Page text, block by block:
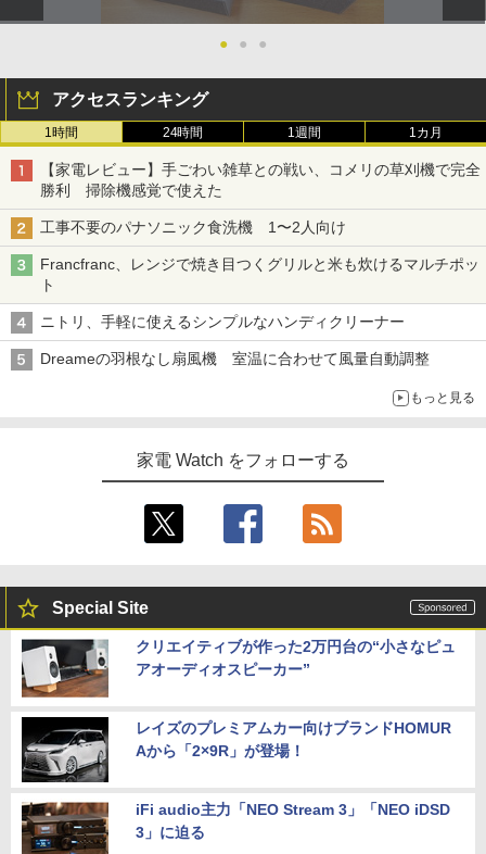
● ● ●
アクセスランキング
1時間 24時間 1週間 1カ月
【家電レビュー】手ごわい雑草との戦い、コメリの草刈機で完全
勝利 掃除機感覚で使えた
工事不要のパナソニック食洗機 1〜2人向け
Francfranc、レンジで焼き目つくグリルと米も炊けるマルチポッ
ト
ニトリ、手軽に使えるシンプルなハンディクリーナー
Dreameの羽根なし扇風機 室温に合わせて風量自動調整
もっと見る
家電 Watch をフォローする
Special Site
クリエイティブが作った2万円台の“小さなピュ
アオーディオスピーカー”
レイズのプレミアムカー向けブランドHOMUR
Aから「2×9R」が登場！
iFi audio主力「NEO Stream 3」「NEO iDSD
3」に迫る